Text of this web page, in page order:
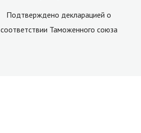
Подтверждено декларацией о
соответствии Таможенного союза